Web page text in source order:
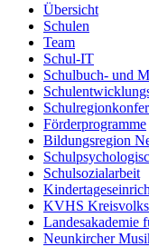
Übersicht
Schulen
Team
Schul-IT
Schulbuch- und
Förderprogramme
Bildungsregion
Schulsozialarbeit
KVHS
Landesakademie
Neunkircher